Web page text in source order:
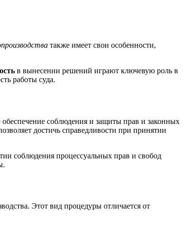
также имеет свои особенности,
в вынесении решений играют ключевую роль в
работы суда.
соблюдения и защиты прав и законных
достичь справедливости при принятии
соблюдения процессуальных прав и свобод
Этот вид процедуры отличается от